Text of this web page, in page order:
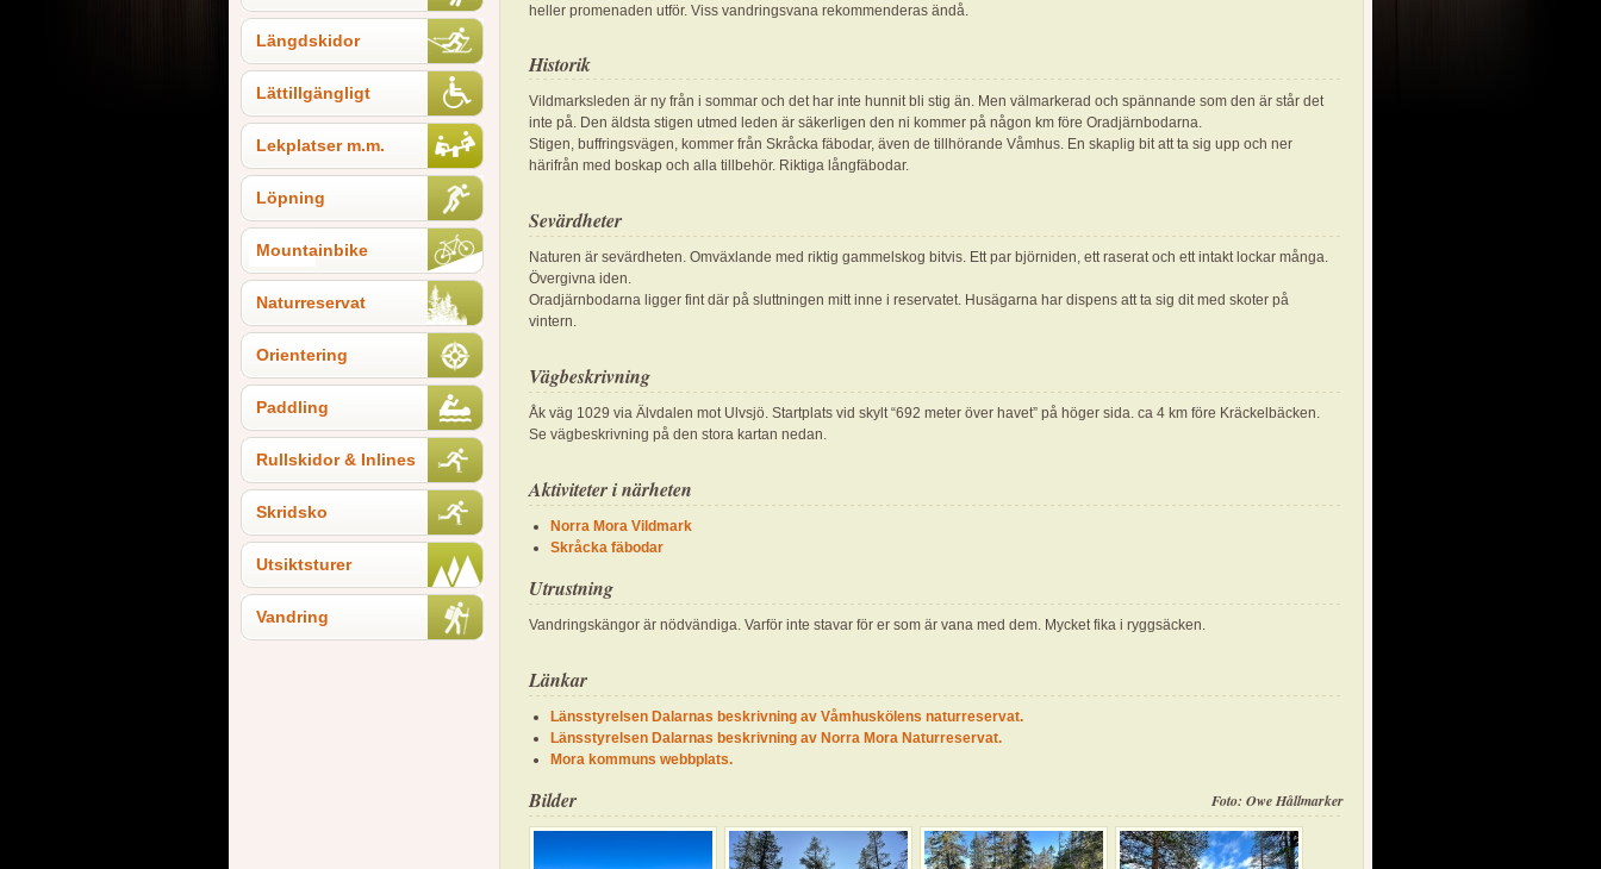
Längdskidor
Lättillgängligt
Lekplatser m.m.
Löpning
Mountainbike
Naturreservat
Orientering
Paddling
Rullskidor & Inlines
Skridsko
Utsiktsturer
Vandring
heller promenaden utför. Viss vandringsvana rekommenderas ändå.
Historik
Vildmarksleden är ny från i sommar och det har inte hunnit bli stig än. Men välmarkerad och spännande som den är står det
inte på. Den äldsta stigen utmed leden är säkerligen den ni kommer på någon km före Oradjärnbodarna.
Stigen, buffringsvägen, kommer från Skråcka fäbodar, även de tillhörande Våmhus. En skaplig bit att ta sig upp och ner
härifrån med boskap och alla tillbehör. Riktiga långfäbodar.
Sevärdheter
Naturen är sevärdheten. Omväxlande med riktig gammelskog bitvis. Ett par björniden, ett raserat och ett intakt lockar många.
Övergivna iden.
Oradjärnbodarna ligger fint där på sluttningen mitt inne i reservatet. Husägarna har dispens att ta sig dit med skoter på
vintern.
Vägbeskrivning
Åk väg 1029 via Älvdalen mot Ulvsjö. Startplats vid skylt “692 meter över havet” på höger sida. ca 4 km före Kräckelbäcken.
Se vägbeskrivning på den stora kartan nedan.
Aktiviteter i närheten
Norra Mora Vildmark
Skråcka fäbodar
Utrustning
Vandringskängor är nödvändiga. Varför inte stavar för er som är vana med dem. Mycket fika i ryggsäcken.
Länkar
Länsstyrelsen Dalarnas beskrivning av Våmhuskölens naturreservat.
Länsstyrelsen Dalarnas beskrivning av Norra Mora Naturreservat.
Mora kommuns webbplats.
Foto: Owe Hållmarker
Bilder